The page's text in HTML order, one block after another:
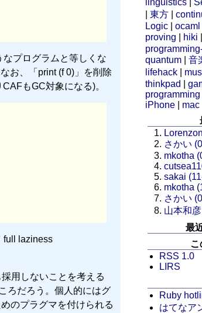
プログラムと等しくな
お、「print (f 0)」を削除
もGC対象になる)。
full laziness
用しないことを考える
ろだろう。個人的にはグ
のプラグマを付けられる
|東方 |
Logic |ocaml
proving
hiki
quantum |音
lifehack
thinkpad
|
programming
iPhone
mac
さかい
mkotha
sakai
mkotha
さかい
山本和
最
こ
RSS 1.0
LIRS
Ruby
はてなア